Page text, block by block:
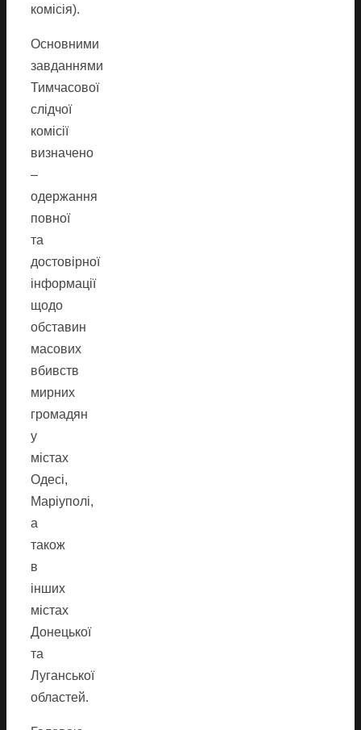
комісія).
Основними
завданнями
Тимчасової
слідчої
комісії
визначено
–
одержання
повної
та
достовірної
інформації
щодо
обставин
масових
вбивств
мирних
громадян
у
містах
Одесі,
Маріуполі,
а
також
в
інших
містах
Донецької
та
Луганської
областей.